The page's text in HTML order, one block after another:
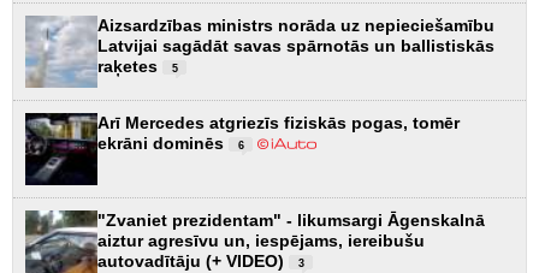
Aizsardzības ministrs norāda uz nepieciešamību
Latvijai sagādāt savas spārnotās un ballistiskās
raķetes
5
Arī Mercedes atgriezīs fiziskās pogas, tomēr
ekrāni dominēs
6
"Zvaniet prezidentam" - likumsargi Āgenskalnā
aiztur agresīvu un, iespējams, iereibušu
autovadītāju (+ VIDEO)
3